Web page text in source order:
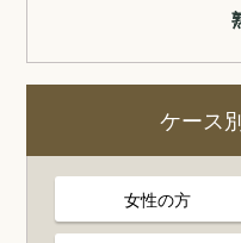
ケース
女性の方